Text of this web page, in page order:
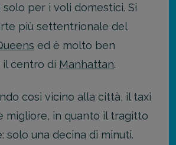
per i voli domestici. Si
più settentrionale del
ed è molto ben
centro di Manhattan.
così vicino alla città, il taxi
migliore, in quanto il tragitto
solo una decina di minuti.